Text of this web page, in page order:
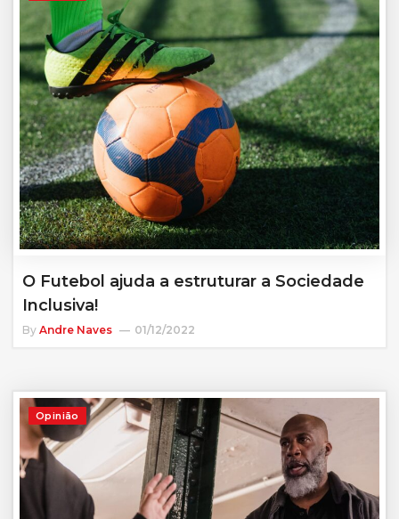
O Futebol ajuda a estruturar a Sociedade
Inclusiva!
By Andre Naves 01/12/2022
Opinião